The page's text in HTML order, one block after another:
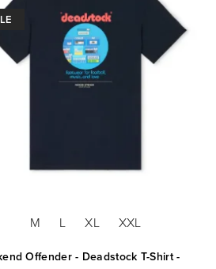
M L XL XXL
Offender - Deadstock T-Shirt -